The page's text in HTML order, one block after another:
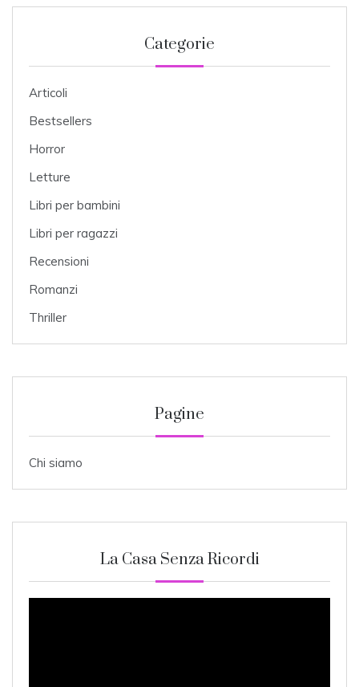
Categorie
Articoli
Bestsellers
Horror
Letture
Libri per bambini
Libri per ragazzi
Recensioni
Romanzi
Thriller
Pagine
Chi siamo
La Casa Senza Ricordi